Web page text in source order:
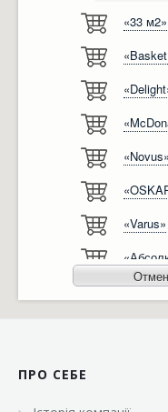
Ліцензії, сертифікати,
Автоматизація
Модернізація
«33 м2»
«Novus»
«Varus»
«Агро-
ПРО СЕБЕ